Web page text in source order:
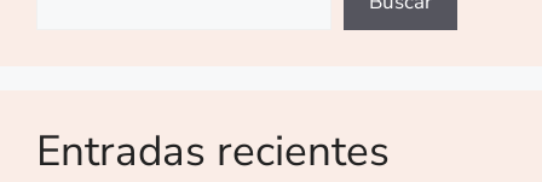
Entradas recientes